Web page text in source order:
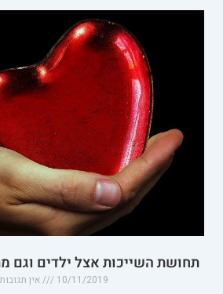
תחושת השייכות אצל ילדים וגם
10/11/2019 אין תגובות